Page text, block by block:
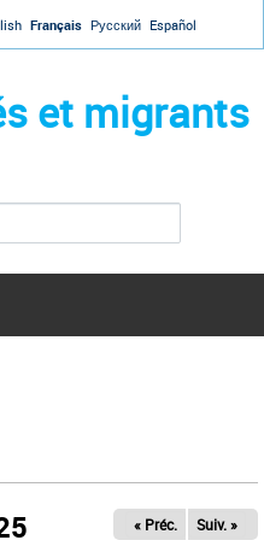
Français Русский Español
et migrants
« Préc. Suiv. »